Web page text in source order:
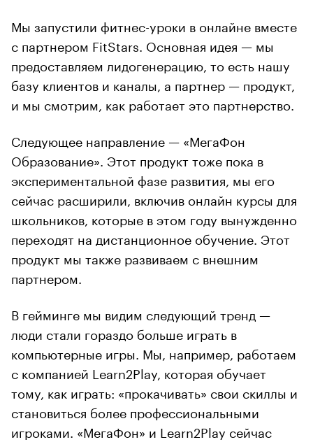
Мы запустили фитнес-уроки в онлайне вместе
с партнером FitStars. Основная идея — мы
предоставляем лидогенерацию, то есть нашу
базу клиентов и каналы, а партнер — продукт,
и мы смотрим, как работает это партнерство.
Следующее направление — «МегаФон
Образование». Этот продукт тоже пока в
экспериментальной фазе развития, мы его
сейчас расширили, включив онлайн курсы для
школьников, которые в этом году вынужденно
переходят на дистанционное обучение. Этот
продукт мы также развиваем с внешним
партнером.
В гейминге мы видим следующий тренд —
люди стали гораздо больше играть в
компьютерные игры. Мы, например, работаем
с компанией Learn2Play, которая обучает
тому, как играть: «прокачивать» свои скиллы и
становиться более профессиональными
игроками. «МегаФон» и Learn2Play сейчас